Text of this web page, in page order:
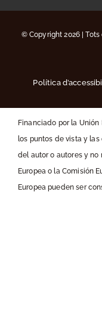
© Copyright 2026 |
Política
Financiado por la Unión
los puntos de vista y
del autor o autores y no
Europea o la Comisión
Europea pueden ser